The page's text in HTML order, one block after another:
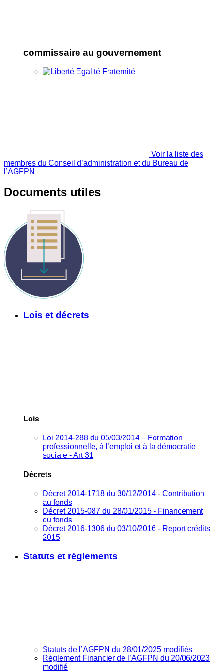
commissaire au gouvernement
Voir la liste des
membres du Conseil d’administration et du Bureau de
l’AGFPN
Documents utiles
Lois et décrets
Lois
Loi 2014-288 du 05/03/2014 – Formation
professionnelle, à l’emploi et à la démocratie
sociale - Art 31
Décrets
Décret 2014-1718 du 30/12/2014 - Contribution
au fonds
Décret 2015-087 du 28/01/2015 - Financement
du fonds
Décret 2016-1306 du 03/10/2016 - Report crédits
2015
Statuts et règlements
Statuts de l’AGFPN du 28/01/2025 modifiés
Règlement Financier de l’AGFPN du 20/06/2023
modifié